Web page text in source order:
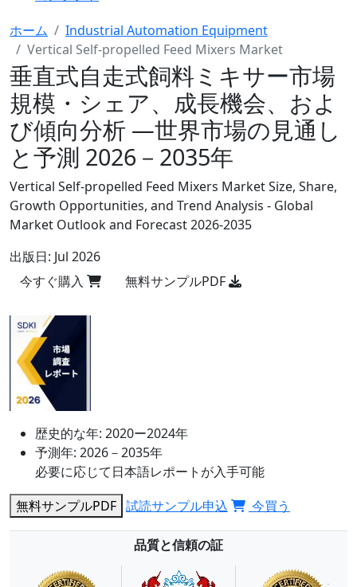
ホーム
Industrial Automation Equipment
Vertical Self-propelled Feed Mixers Market
垂直式自走式飼料ミキサー市場
規模・シェア、成長機会、およ
び傾向分析 ―世界市場の見通し
と予測 2026－2035年
Vertical Self-propelled Feed Mixers Market Size, Share,
Growth Opportunities, and Trend Analysis - Global
Market Outlook and Forecast 2026-2035
出版日: Jul 2026
今すぐ購入
無料サンプルPDF
歴史的な年: 2020ー2024年
予測年: 2026－2035年
必要に応じて日本語レポートが入手可能
無料サンプルPDF 試読サンプル申込 今買う
品質と信頼の証